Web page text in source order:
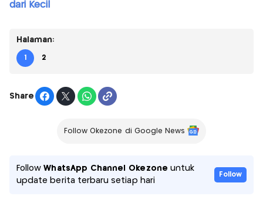
dari Kecil
Halaman:
1 2
Share
Follow Okezone di Google News
FollowWhatsApp Channel Okezone untuk
update berita terbaru setiap hari
Follow